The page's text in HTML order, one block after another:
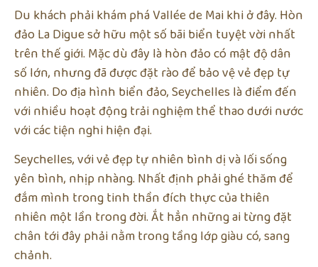
Du khách phải khám phá Vallée de Mai khi ở đây. Hòn
đảo La Digue sở hữu một số bãi biển tuyệt vời nhất
trên thế giới. Mặc dù đây là hòn đảo có mật độ dân
số lớn, nhưng đã được đặt rào để bảo vệ vẻ đẹp tự
nhiên. Do địa hình biển đảo, Seychelles là điểm đến
với nhiều hoạt động trải nghiệm thể thao dưới nước
với các tiện nghi hiện đại.
Seychelles, với vẻ đẹp tự nhiên bình dị và lối sống
yên bình, nhịp nhàng. Nhất định phải ghé thăm để
đắm mình trong tinh thần đích thực của thiên
nhiên một lần trong đời. Ắt hẳn những ai từng đặt
chân tới đây phải nằm trong tầng lớp giàu có, sang
chảnh.